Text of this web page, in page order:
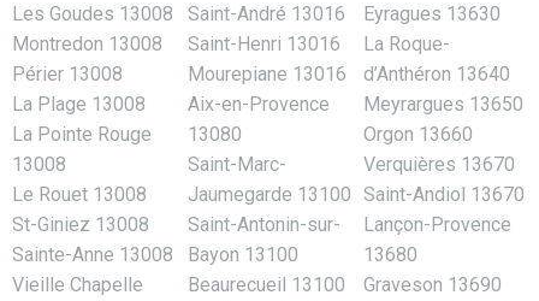
Les Goudes 13008
Montredon 13008
Périer 13008
La Plage 13008
La Pointe Rouge
13008
Le Rouet 13008
St-Giniez 13008
Sainte-Anne 13008
Vieille Chapelle
Saint-André 13016
Saint-Henri 13016
Mourepiane 13016
Aix-en-Provence
13080
Saint-Marc-
Jaumegarde 13100
Saint-Antonin-sur-
Bayon 13100
Beaurecueil 13100
Eyragues 13630
La Roque-
d’Anthéron 13640
Meyrargues 13650
Orgon 13660
Verquières 13670
Saint-Andiol 13670
Lançon-Provence
13680
Graveson 13690